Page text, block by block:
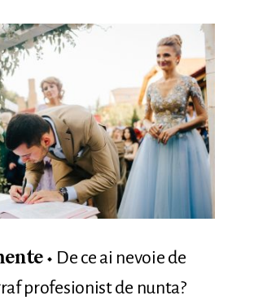
De ce ai nevoie de
profesionist de nunta?